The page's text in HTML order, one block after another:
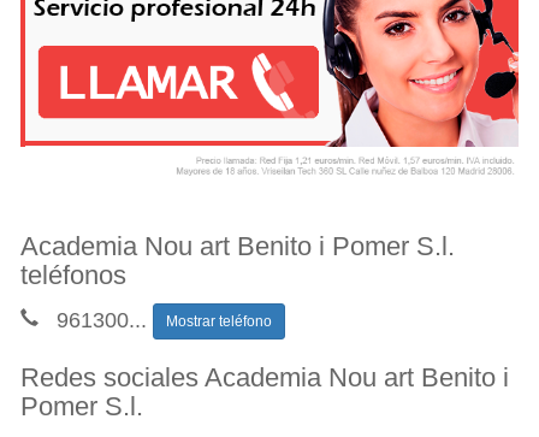
Academia Nou art Benito i Pomer S.l.
teléfonos
961300... Mostrar teléfono
Redes sociales Academia Nou art Benito i
Pomer S.l.